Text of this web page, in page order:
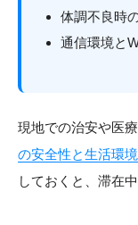
体調不良時
通信環境と
現地での治安や医
の安全性と生活環
しておくと、滞在